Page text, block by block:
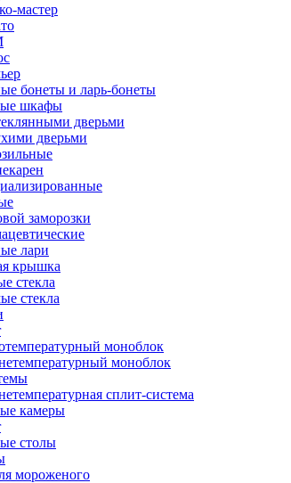
мастер
бонеты и ларь-бонеты
шкафы
дверьми
дверьми
заморозки
лари
крышка
стекла
стекла
моноблок
моноблок
сплит-система
камеры
столы
мороженого